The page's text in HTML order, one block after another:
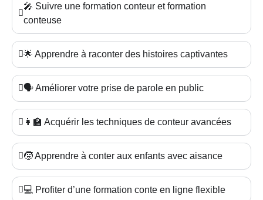
🎤 Suivre une formation conteur et formation
conteuse
🌟 Apprendre à raconter des histoires captivantes
🗣️ Améliorer votre prise de parole en public
👩‍🏫 Acquérir les techniques de conteur avancées
🧒 Apprendre à conter aux enfants avec aisance
💻 Profiter d’une formation conte en ligne flexible